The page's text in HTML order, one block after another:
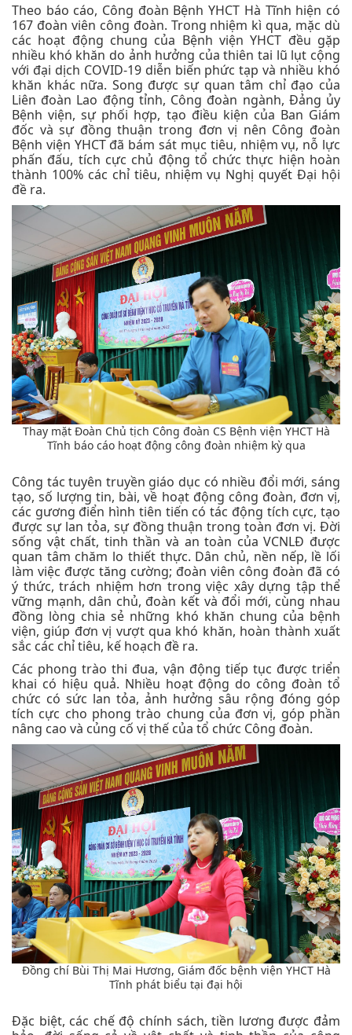
Theo báo cáo, Công đoàn Bệnh YHCT Hà Tĩnh hiện có
167 đoàn viên công đoàn. Trong nhiệm kì qua, mặc dù
các hoạt động chung của Bệnh viện YHCT đều gặp
nhiều khó khăn do ảnh hưởng của thiên tai lũ lụt cộng
với đại dịch COVID-19 diễn biến phức tạp và nhiều khó
khăn khác nữa. Song được sự quan tâm chỉ đạo của
Liên đoàn Lao động tỉnh, Công đoàn ngành, Đảng ủy
Bệnh viện, sự phối hợp, tạo điều kiện của Ban Giám
đốc và sự đồng thuận trong đơn vị nên Công đoàn
Bệnh viện YHCT đã bám sát mục tiêu, nhiệm vụ, nỗ lực
phấn đấu, tích cực chủ động tổ chức thực hiện hoàn
thành 100% các chỉ tiêu, nhiệm vụ Nghị quyết Đại hội
đề ra.
Thay mặt Đoàn Chủ tịch Công đoàn CS Bệnh viện YHCT Hà
Tĩnh báo cáo hoạt động công đoàn nhiệm kỳ qua
Công tác tuyên truyền giáo dục có nhiều đổi mới, sáng
tạo, số lượng tin, bài, về hoạt động công đoàn, đơn vị,
các gương điển hình tiên tiến có tác động tích cực, tạo
được sự lan tỏa, sự đồng thuận trong toàn đơn vị. Đời
sống vật chất, tinh thần và an toàn của VCNLĐ được
quan tâm chăm lo thiết thực. Dân chủ, nền nếp, lề lối
làm việc được tăng cường; đoàn viên công đoàn đã có
ý thức, trách nhiệm hơn trong việc xây dựng tập thể
vững mạnh, dân chủ, đoàn kết và đổi mới, cùng nhau
đồng lòng chia sẻ những khó khăn chung của bệnh
viện, giúp đơn vị vượt qua khó khăn, hoàn thành xuất
sắc các chỉ tiêu, kế hoạch đề ra.
Các phong trào thi đua, vận động tiếp tục được triển
khai có hiệu quả. Nhiều hoạt động do công đoàn tổ
chức có sức lan tỏa, ảnh hưởng sâu rộng đóng góp
tích cực cho phong trào chung của đơn vị, góp phần
nâng cao và củng cố vị thế của tổ chức Công đoàn.
Đồng chí Bùi Thị Mai Hương, Giám đốc bệnh viện YHCT Hà
Tĩnh phát biểu tại đại hội
Đặc biệt, các chế độ chính sách, tiền lương được đảm